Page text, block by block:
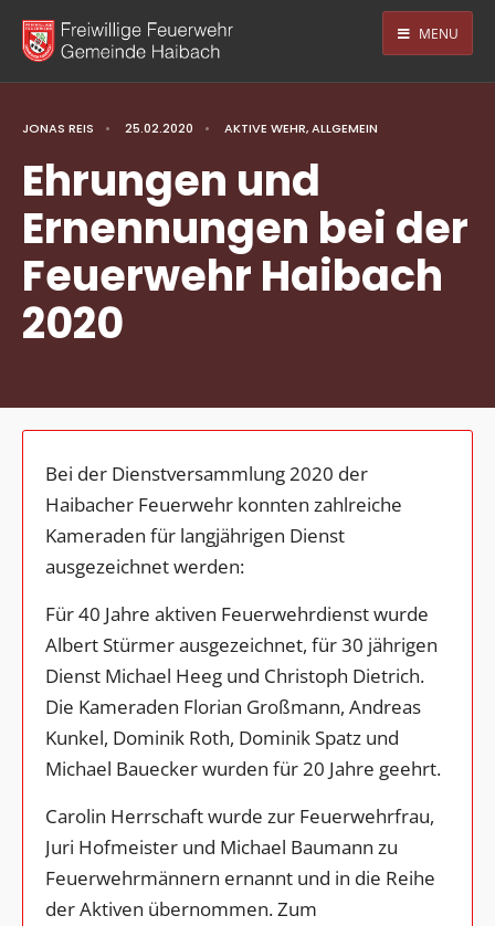
MENU
JONAS REIS • 25.02.2020 • AKTIVE WEHR,ALLGEMEIN
Ehrungen und
Ernennungen bei der
Feuerwehr Haibach
2020
Bei der Dienstversammlung 2020 der
Haibacher Feuerwehr konnten zahlreiche
Kameraden für langjährigen Dienst
ausgezeichnet werden:
Für 40 Jahre aktiven Feuerwehrdienst wurde
Albert Stürmer ausgezeichnet, für 30 jährigen
Dienst Michael Heeg und Christoph Dietrich.
Die Kameraden Florian Großmann, Andreas
Kunkel, Dominik Roth, Dominik Spatz und
Michael Bauecker wurden für 20 Jahre geehrt.
Carolin Herrschaft wurde zur Feuerwehrfrau,
Juri Hofmeister und Michael Baumann zu
Feuerwehrmännern ernannt und in die Reihe
der Aktiven übernommen. Zum